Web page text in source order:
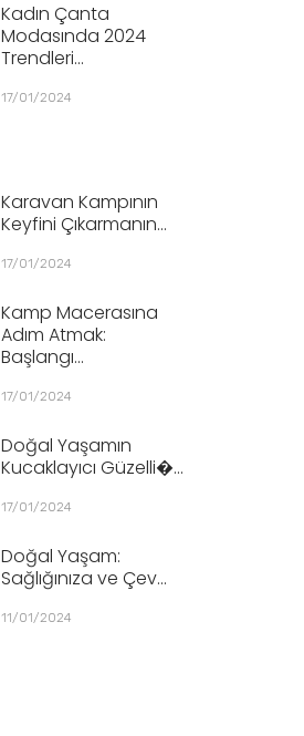
Kadın Çanta
Modasında 2024
Trendleri...
17/01/2024
Karavan Kampının
Keyfini Çıkarmanın...
17/01/2024
Kamp Macerasına
Adım Atmak:
Başlangı...
17/01/2024
Doğal Yaşamın
Kucaklayıcı Güzelli�...
17/01/2024
Doğal Yaşam:
Sağlığınıza ve Çev...
11/01/2024